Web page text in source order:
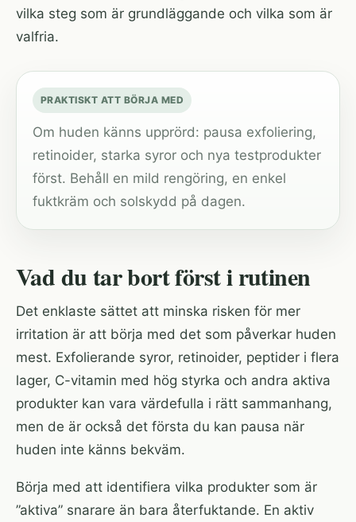
vilka steg som är grundläggande och vilka som är
valfria.
PRAKTISKT ATT BÖRJA MED
Om huden känns upprörd: pausa exfoliering,
retinoider, starka syror och nya testprodukter
först. Behåll en mild rengöring, en enkel
fuktkräm och solskydd på dagen.
Vad du tar bort först i rutinen
Det enklaste sättet att minska risken för mer
irritation är att börja med det som påverkar huden
mest. Exfolierande syror, retinoider, peptider i flera
lager, C-vitamin med hög styrka och andra aktiva
produkter kan vara värdefulla i rätt sammanhang,
men de är också det första du kan pausa när
huden inte känns bekväm.
Börja med att identifiera vilka produkter som är
”aktiva” snarare än bara återfuktande. En aktiv